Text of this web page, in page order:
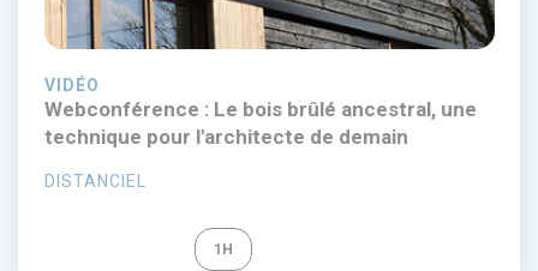
VIDÉO
Webconférence : Le bois brûlé ancestral, une
technique pour l'architecte de demain
DISTANCIEL
1H